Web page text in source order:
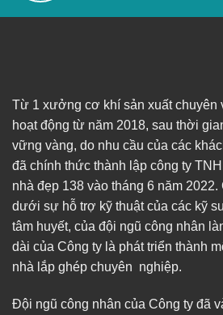
Từ 1 xưởng cơ khí sản xuất chuyên
hoạt động từ năm 2018, sau thời
vững vàng, do nhu cầu của các
đã chính thức thành lập công ty
nhà đẹp 138 vào tháng 6 năm 2022.
dưới sự hỗ trợ kỹ thuật của các kỹ
tâm huyết, của đội ngũ công nhân
dài của Công ty là phát triển thành
nhà lắp ghép chuyên nghiệp.
Đội ngũ công nhân của Công ty đã